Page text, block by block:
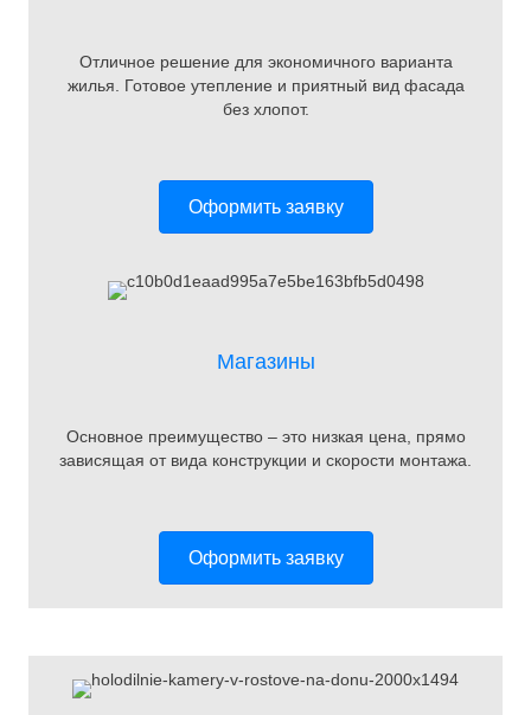
Отличное решение для экономичного варианта
жилья. Готовое утепление и приятный вид фасада
без хлопот.
Оформить заявку
Магазины
Основное преимущество – это низкая цена, прямо
зависящая от вида конструкции и скорости монтажа.
Оформить заявку